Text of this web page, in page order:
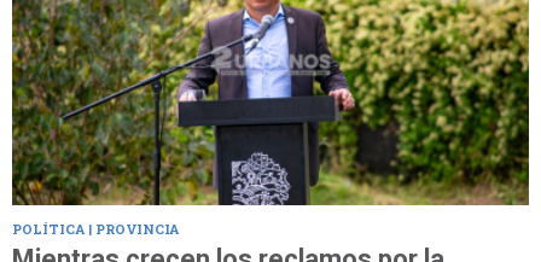
POLÍTICA | PROVINCIA